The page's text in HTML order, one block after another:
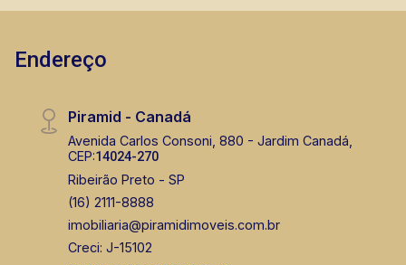
Endereço
Piramid - Canadá
Avenida Carlos Consoni, 880 - Jardim Canadá,
CEP:14024-270
Ribeirão Preto - SP
(16) 2111-8888
imobiliaria@piramidimoveis.com.br
Creci: J-15102